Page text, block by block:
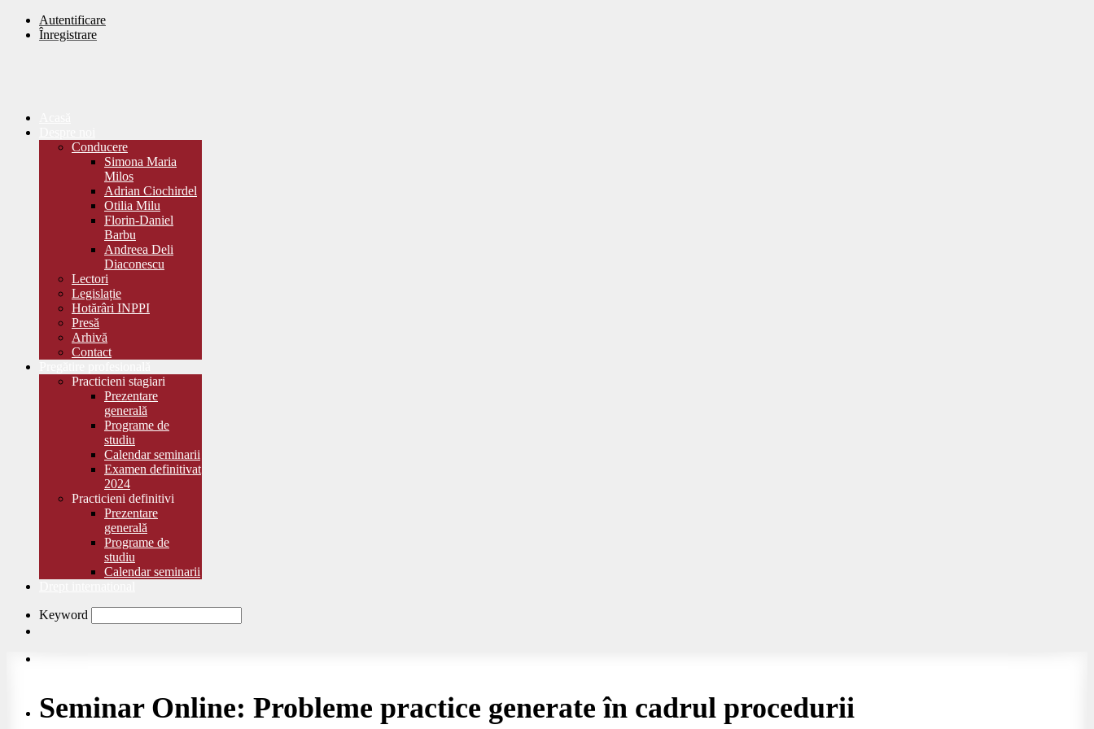
Autentificare
Înregistrare
Conducere
Simona Maria
Milos
Adrian Ciochirdel
Otilia Milu
Florin-Daniel
Barbu
Andreea Deli
Diaconescu
Lectori
Legislație
Hotărâri INPPI
Presă
Arhivă
Contact
Practicieni stagiari
Prezentare
generală
Programe de
studiu
Calendar seminarii
Examen definitivat
2024
Practicieni definitivi
Prezentare
generală
Programe de
studiu
Calendar seminarii
Keyword
Seminar Online: Probleme practice generate în cadrul procedurii